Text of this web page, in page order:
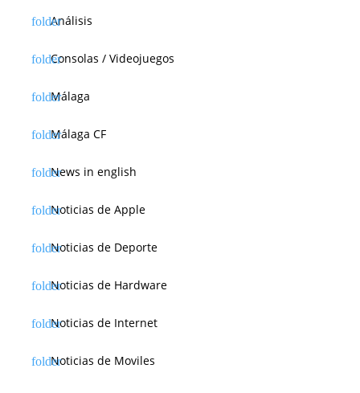
Análisis
Consolas / Videojuegos
Málaga
Málaga CF
News in english
Noticias de Apple
Noticias de Deporte
Noticias de Hardware
Noticias de Internet
Noticias de Moviles